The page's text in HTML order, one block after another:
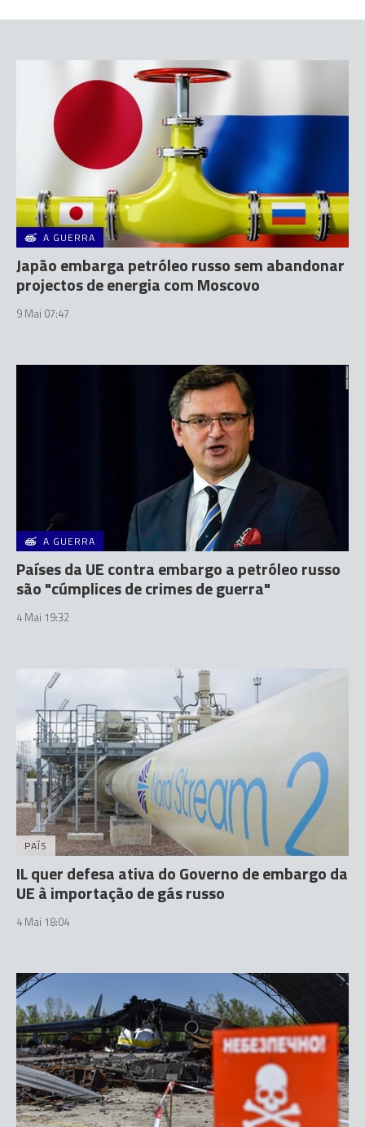
A GUERRA
Japão embarga petróleo russo sem abandonar
projectos de energia com Moscovo
9 Mai 07:47
A GUERRA
Países da UE contra embargo a petróleo russo
são "cúmplices de crimes de guerra"
4 Mai 19:32
PAÍS
IL quer defesa ativa do Governo de embargo da
UE à importação de gás russo
4 Mai 18:04